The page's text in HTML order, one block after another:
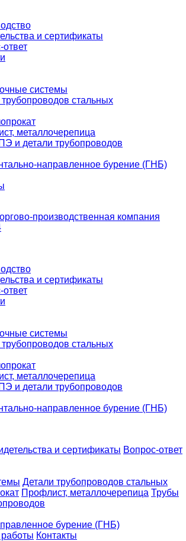
и сертификаты
ответ
системы
стальных
металлочерепица
и детали трубопроводов
направленное бурение (ГНБ)
производственная компания
и сертификаты
ответ
системы
стальных
металлочерепица
и детали трубопроводов
направленное бурение (ГНБ)
и сертификаты Вопрос-ответ
Детали трубопроводов стальных
Профлист, металлочерепица Трубы
бурение (ГНБ)
Контакты